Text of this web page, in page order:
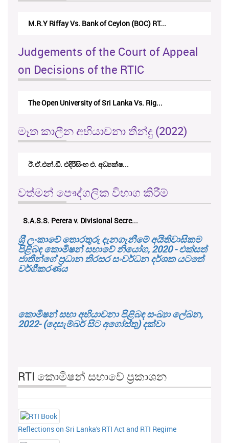
M.R.Y Riffay Vs. Bank of Ceylon (BOC) RT...
Judgements of the Court of Appeal
on Decisions of the RTIC
The Open University of Sri Lanka Vs. Rig...
මෑත කාලීන අභියාචනා තීන්දු (2022)
ඊ.ඒ.එන්.ඩී. එදිරිසිංහ එ. අධ්‍යක්ෂ...
වත්මන් පෞද්ගලික විභාග කිරීම්
S.A.S.S. Perera v. Divisional Secre...
ශ‍්‍රී ලංකාවේ තොරතුරු දැනගැනීමේ අයිතිවාසිකම
පිළිබඳ කොමිෂන් සභාවේ නියෝග, 2020 - එක්සත්
ජාතීන්ගේ ප්‍රධාන තිරසර සංවර්ධන දර්ශක යටතේ
වර්ගීකරණය
කොමිෂන් සභා අභියාචනා පිළිබඳ සංඛ්‍යා ලේඛන,
2022- (දෙසැම්බර් සිට අගෝස්තු) දක්වා
RTI කොමිෂන් සභාවේ ප්‍රකාශන
Reflections on Sri Lanka's RTI Act and RTI Regime